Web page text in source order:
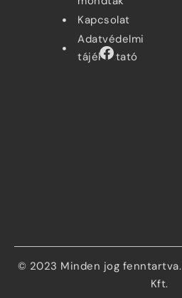
Kapcsolat
Adatvédelmi
tájékoztató
© 2023 Minden jog fenntartva.
Kft.